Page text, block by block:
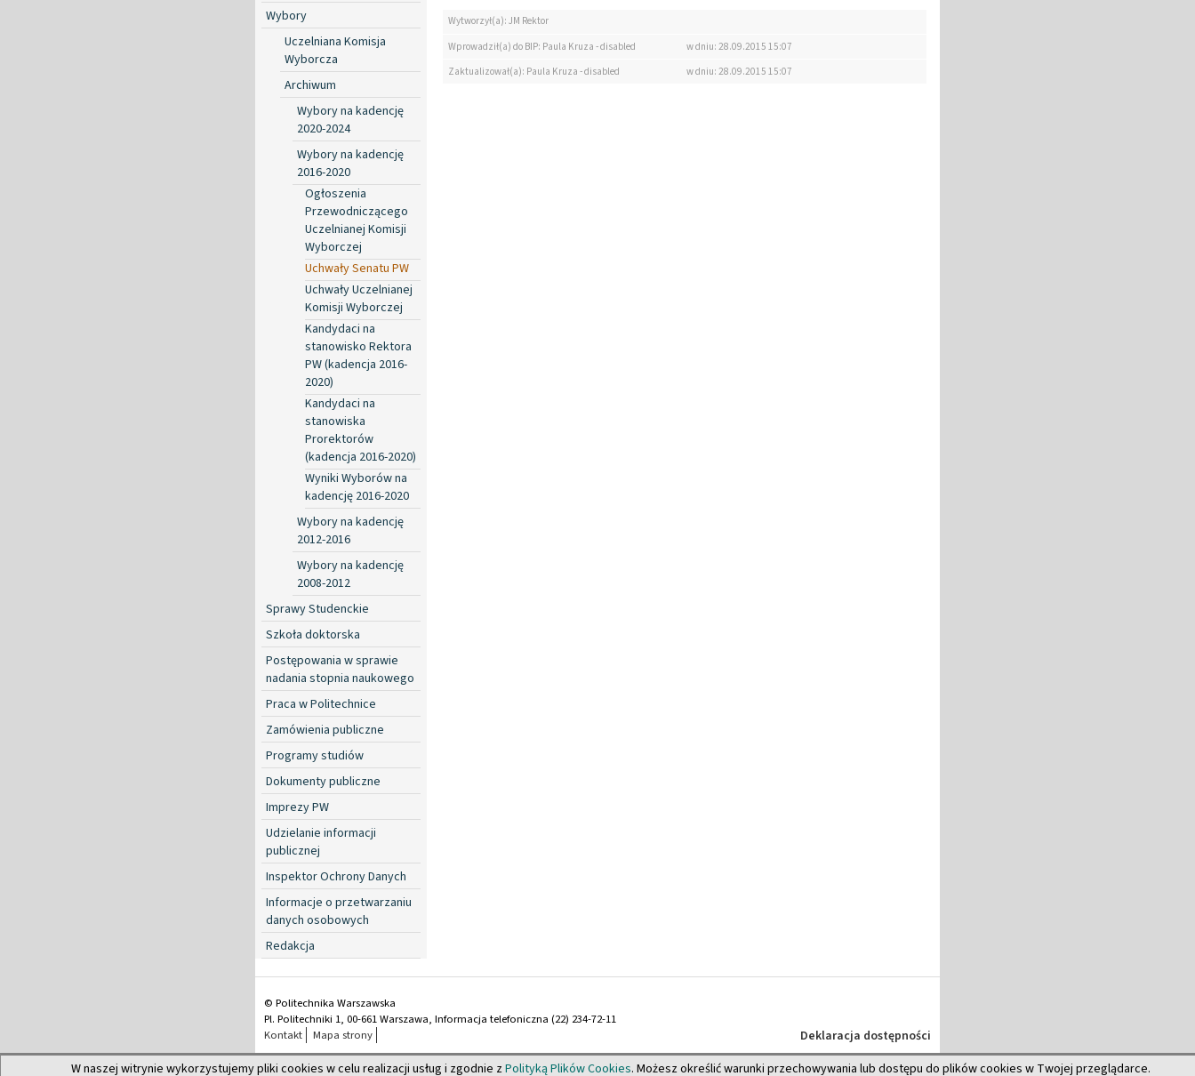
W naszej witrynie wykorzystujemy pliki cookies w celu realizacji usług i zgodnie zPolityką Plików Cookies. Możesz określić warunki przechowywania lub dostępu do plików cookies w Twojej przeglądarce.
Wybory
Uczelniana Komisja
Wyborcza
Archiwum
Wybory na kadencję
2020-2024
Wybory na kadencję
2016-2020
Ogłoszenia
Przewodniczącego
Uczelnianej Komisji
Wyborczej
Uchwały Senatu PW
Uchwały Uczelnianej
Komisji Wyborczej
Kandydaci na
stanowisko Rektora
PW (kadencja 2016-
2020)
Kandydaci na
stanowiska
Prorektorów
(kadencja 2016-2020)
Wyniki Wyborów na
kadencję 2016-2020
Wybory na kadencję
2012-2016
Wybory na kadencję
2008-2012
Sprawy Studenckie
Szkoła doktorska
Postępowania w sprawie
nadania stopnia naukowego
Praca w Politechnice
Zamówienia publiczne
Programy studiów
Dokumenty publiczne
Imprezy PW
Udzielanie informacji
publicznej
Inspektor Ochrony Danych
Informacje o przetwarzaniu
danych osobowych
Redakcja
Wytworzył(a): JM Rektor
Wprowadził(a) do BIP: Paula Kruza - disabled
w dniu: 28.09.2015 15:07
Zaktualizował(a): Paula Kruza - disabled
w dniu: 28.09.2015 15:07
© Politechnika Warszawska
Pl. Politechniki 1, 00-661 Warszawa, Informacja telefoniczna (22) 234-72-11
Kontakt
Mapa strony Deklaracja dostępności